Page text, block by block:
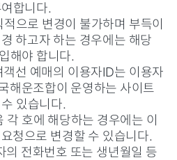
합니다.
으로 변경이 불가하며 부득이
하고자 하는 경우에는 해당
해야 합니다.
선 예매의 이용자ID는 이용자
해운조합이 운영하는 사이트
있습니다.
호에 해당하는 경우에는 이
청으로 변경할 수 있습니다.
의 전화번호 또는 생년월일 등